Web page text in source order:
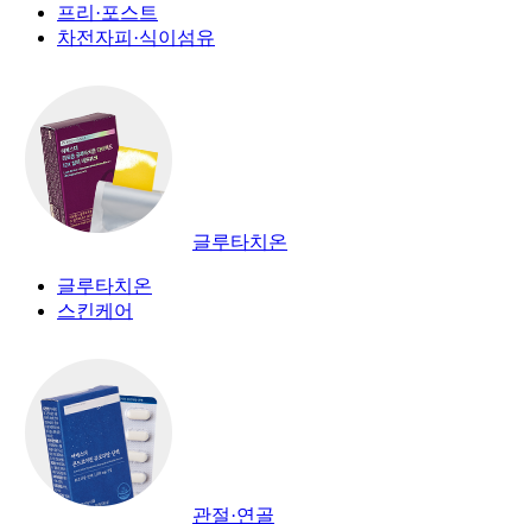
프리·포스트
차전자피·식이섬유
글루타치온
글루타치온
스킨케어
관절·연골